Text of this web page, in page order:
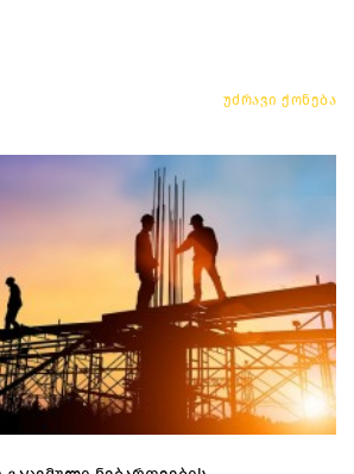
უძრავი ქონება